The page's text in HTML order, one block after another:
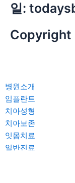
일:
Copyright
병원소개
인사말
의료진소개
진료안내
장비소개
우리병원의 특별함
임플란트
의식하진정요법 임플
전악 임플란트
상악동거상술 임플란
컴퓨터 분석 임플란트
치아성형
라미네이트
크라운 브릿지
잇몸성형
치아보존
재신경치료
치아뿌리끝 절단술
잇몸치료
일반진료